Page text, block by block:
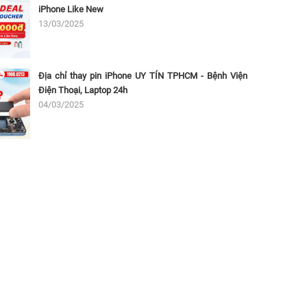
iPhone Like New
13/03/2025
Địa chỉ thay pin iPhone UY TÍN TPHCM - Bệnh Viện
Điện Thoại, Laptop 24h
04/03/2025